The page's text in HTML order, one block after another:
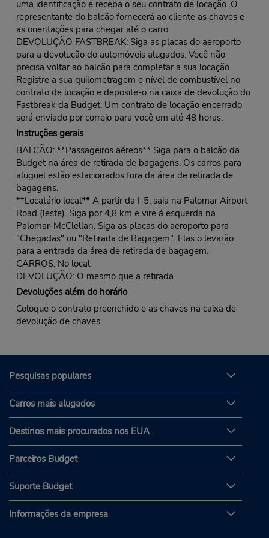
uma identificação e receba o seu contrato de locação. O
representante do balcão fornecerá ao cliente as chaves e
as orientações para chegar até o carro.
DEVOLUÇÃO FASTBREAK: Siga as placas do aeroporto
para a devolução do automóveis alugados. Você não
precisa voltar ao balcão para completar a sua locação.
Registre a sua quilometragem e nível de combustível no
contrato de locação e deposite-o na caixa de devolução do
Fastbreak da Budget. Um contrato de locação encerrado
será enviado por correio para você em até 48 horas.
Instruções gerais
BALCÃO: **Passageiros aéreos** Siga para o balcão da
Budget na área de retirada de bagagens. Os carros para
aluguel estão estacionados fora da área de retirada de
bagagens.
**Locatário local** A partir da I-5, saia na Palomar Airport
Road (leste). Siga por 4,8 km e vire á esquerda na
Palomar-McClellan. Siga as placas do aeroporto para
"Chegadas" ou "Retirada de Bagagem". Elas o levarão
para a entrada da área de retirada de bagagem.
CARROS: No local.
DEVOLUÇÃO: O mesmo que a retirada.
Devoluções além do horário
Coloque o contrato preenchido e as chaves na caixa de
devolução de chaves.
Pesquisas populares
Carros mais alugados
Destinos mais procurados nos EUA
Parceiros Budget
Suporte Budget
Informações da empresa